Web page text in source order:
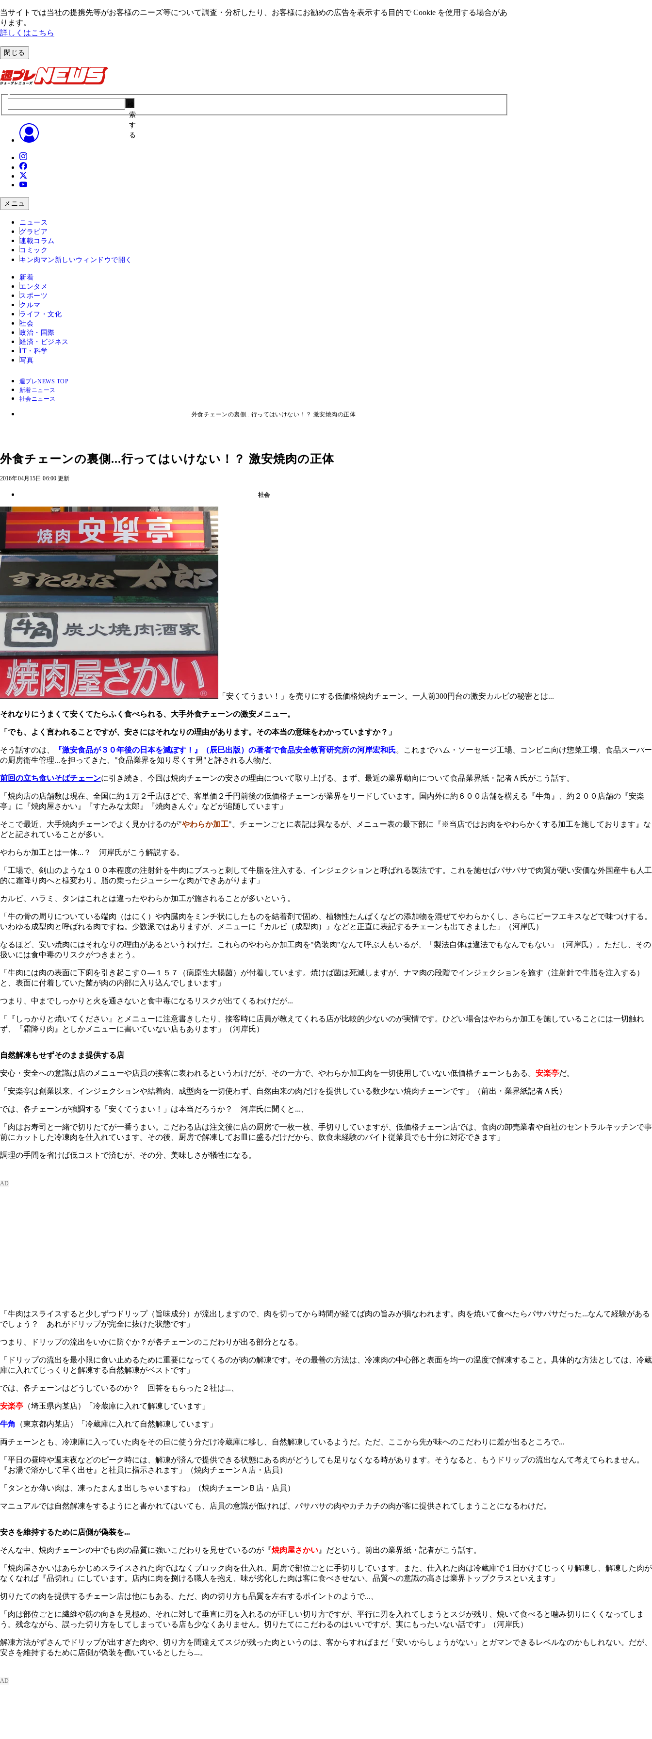
当サイトでは当社の提携先等がお客様のニーズ等について調査・分析したり、お客様にお勧めの広告を表⽰する⽬的で Cookie を使⽤する場合があ
ります。
詳しくはこちら
閉じる
索
す
る
メニュ
ニュース
グラビア
連載コラム
コミック
キン肉マン 新しいウィンドウで開く
新着
エンタメ
スポーツ
クルマ
ライフ・文化
社会
政治・国際
経済・ビジネス
IT・科学
写真
週プレNEWS TOP
新着ニュース
社会ニュース
外食チェーンの裏側...行ってはいけない！？ 激安焼肉の正体
外食チェーンの裏側...行ってはいけない！？ 激安焼肉の正体
2016年04月15日 06:00 更新
社会
「安くてうまい！」を売りにする低価格焼肉チェーン。一人前300円台の激安カルビの秘密とは...
それなりにうまくて安くてたらふく食べられる、大手外食チェーンの激安メニュー。
「でも、よく言われることですが、安さにはそれなりの理由があります。その本当の意味をわかっていますか？」
そう話すのは、 『激安食品が３０年後の日本を滅ぼす！』（辰巳出版）の著者で食品安全教育研究所の河岸宏和氏。これまでハム・ソーセージ工場、コンビニ向け惣菜工場、食品スーパー
の厨房衛生管理...を担ってきた、"食品業界を知り尽くす男"と評される人物だ。
前回の立ち食いそばチェーンに引き続き、今回は焼肉チェーンの安さの理由について取り上げる。まず、最近の業界動向について食品業界紙・記者Ａ氏がこう話す。
「焼肉店の店舗数は現在、全国に約１万２千店ほどで、客単価２千円前後の低価格チェーンが業界をリードしています。国内外に約６００店舗を構える『牛角』、約２００店舗の『安楽
亭』に『焼肉屋さかい』『すたみな太郎』『焼肉きんぐ』などが追随しています」
そこで最近、大手焼肉チェーンでよく見かけるのが"やわらか加工"。チェーンごとに表記は異なるが、メニュー表の最下部に『※当店ではお肉をやわらかくする加工を施しております』な
どと記されていることが多い。
やわらか加工とは一体...？ 河岸氏がこう解説する。
「工場で、剣山のような１００本程度の注射針を牛肉にブスっと刺して牛脂を注入する、インジェクションと呼ばれる製法です。これを施せばパサパサで肉質が硬い安価な外国産牛も人工
的に霜降り肉へと様変わり。脂の乗ったジューシーな肉ができあがります」
カルビ、ハラミ、タンはこれとは違ったやわらか加工が施されることが多いという。
「牛の骨の周りについている端肉（はにく）や内臓肉をミンチ状にしたものを結着剤で固め、植物性たんぱくなどの添加物を混ぜてやわらかくし、さらにビーフエキスなどで味つけする。
いわゆる成型肉と呼ばれる肉ですね。少数派ではありますが、メニューに『カルビ（成型肉）』などと正直に表記するチェーンも出てきました」（河岸氏）
なるほど、安い焼肉にはそれなりの理由があるというわけだ。これらのやわらか加工肉を"偽装肉"なんて呼ぶ人もいるが、「製法自体は違法でもなんでもない」（河岸氏）。ただし、その
扱いには食中毒のリスクがつきまとう。
「牛肉には肉の表面に下痢を引き起こすＯ―１５７（病原性大腸菌）が付着しています。焼けば菌は死滅しますが、ナマ肉の段階でインジェクションを施す（注射針で牛脂を注入する）
と、表面に付着していた菌が肉の内部に入り込んでしまいます」
つまり、中までしっかりと火を通さないと食中毒になるリスクが出てくるわけだが...
「『しっかりと焼いてください』とメニューに注意書きしたり、接客時に店員が教えてくれる店が比較的少ないのが実情です。ひどい場合はやわらか加工を施していることには一切触れ
ず、『霜降り肉』としかメニューに書いていない店もあります」（河岸氏）
自然解凍もせずそのまま提供する店
安心・安全への意識は店のメニューや店員の接客に表われるというわけだが、その一方で、やわらか加工肉を一切使用していない低価格チェーンもある。 安楽亭だ。
「安楽亭は創業以来、インジェクションや結着肉、成型肉を一切使わず、自然由来の肉だけを提供している数少ない焼肉チェーンです」（前出・業界紙記者Ａ氏）
では、各チェーンが強調する「安くてうまい！」は本当だろうか？ 河岸氏に聞くと...、
「肉はお寿司と一緒で切りたてが一番うまい。こだわる店は注文後に店の厨房で一枚一枚、手切りしていますが、低価格チェーン店では、食肉の卸売業者や自社のセントラルキッチンで事
前にカットした冷凍肉を仕入れています。その後、厨房で解凍してお皿に盛るだけだから、飲食未経験のバイト従業員でも十分に対応できます」
調理の手間を省けば低コストで済むが、その分、美味しさが犠牲になる。
「牛肉はスライスすると少しずつドリップ（旨味成分）が流出しますので、肉を切ってから時間が経てば肉の旨みが損なわれます。肉を焼いて食べたらパサパサだった...なんて経験がある
でしょう？ あれがドリップが完全に抜けた状態です」
つまり、ドリップの流出をいかに防ぐか？が各チェーンのこだわりが出る部分となる。
「ドリップの流出を最小限に食い止めるために重要になってくるのが肉の解凍です。その最善の方法は、冷凍肉の中心部と表面を均一の温度で解凍すること。具体的な方法としては、冷蔵
庫に入れてじっくりと解凍する自然解凍がベストです」
では、各チェーンはどうしているのか？ 回答をもらった２社は...、
安楽亭 （埼玉県内某店）「冷蔵庫に入れて解凍しています」
牛角 （東京都内某店）「冷蔵庫に入れて自然解凍しています」
両チェーンとも、冷凍庫に入っていた肉をその日に使う分だけ冷蔵庫に移し、自然解凍しているようだ。ただ、ここから先が味へのこだわりに差が出るところで...
「平日の昼時や週末夜などのピーク時には、解凍が済んで提供できる状態にある肉がどうしても足りなくなる時があります。そうなると、もうドリップの流出なんて考えてられません。
『お湯で溶かして早く出せ』と社員に指示されます」（焼肉チェーンＡ店・店員）
「タンとか薄い肉は、凍ったまんま出しちゃいますね」（焼肉チェーンＢ店・店員）
マニュアルでは自然解凍をするようにと書かれてはいても、店員の意識が低ければ、パサパサの肉やカチカチの肉が客に提供されてしまうことになるわけだ。
安さを維持するために店側が偽装を...
そんな中、焼肉チェーンの中でも肉の品質に強いこだわりを見せているのが『焼肉屋さかい 』だという。前出の業界紙・記者がこう話す。
「焼肉屋さかいはあらかじめスライスされた肉ではなくブロック肉を仕入れ、厨房で部位ごとに手切りしています。また、仕入れた肉は冷蔵庫で１日かけてじっくり解凍し、解凍した肉が
なくなれば『品切れ』にしています。店内に肉を捌ける職人を抱え、味が劣化した肉は客に食べさせない。品質への意識の高さは業界トップクラスといえます」
切りたての肉を提供するチェーン店は他にもある。ただ、肉の切り方も品質を左右するポイントのようで...、
「肉は部位ごとに繊維や筋の向きを見極め、それに対して垂直に刃を入れるのが正しい切り方ですが、平行に刃を入れてしまうとスジが残り、焼いて食べると噛み切りにくくなってしま
う。残念ながら、誤った切り方をしてしまっている店も少なくありません。切りたてにこだわるのはいいですが、実にもったいない話です」（河岸氏）
解凍方法がずさんでドリップが出すぎた肉や、切り方を間違えてスジが残った肉というのは、客からすればまだ「安いからしょうがない」とガマンできるレベルなのかもしれない。だが、
安さを維持するために店側が偽装を働いているとしたら...。